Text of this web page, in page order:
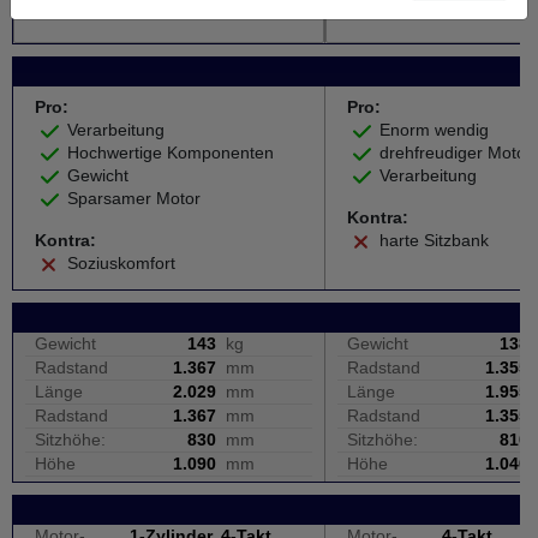
Pro:
Verarbeitung
Hochwertige Komponenten
Gewicht
Sparsamer Motor
Kontra:
Soziuskomfort
Pro:
Enorm wendig
drehfreudiger Motor
Verarbeitung
Kontra:
harte Sitzbank
Gewicht 143
kg
Radstand
1.367
mm
Länge
2.029 mm
Radstand
1.367
mm
Sitzhöhe:
830
mm
Höhe
1.090 mm
Gewicht
138
Radstand
1.355
Länge
1.955
Radstand
1.355
Sitzhöhe:
810
Höhe
1.040